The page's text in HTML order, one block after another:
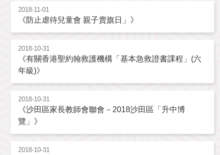
2018-11-01
《防止虐待兒童會 親子賣旗日」》
2018-10-31
《有關香港聖約翰救護機構「基本急救證書課程」(六
年級)》
2018-10-31
《沙田區家長教師會聯會－2018沙田區「升中博
覽」》
2018-10-31